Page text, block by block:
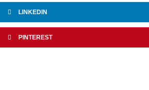
LINKEDIN
PINTEREST